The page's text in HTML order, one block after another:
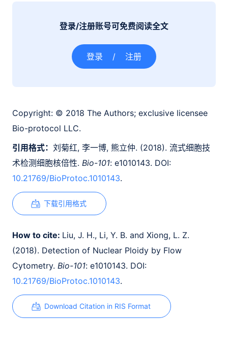
登录/注册账号可免费阅读全文
登录 / 注册
Copyright: © 2018 The Authors; exclusive licensee
Bio-protocol LLC.
引用格式： 刘菊红, 李一博, 熊立仲. (2018). 流式细胞技
术检测细胞核倍性. Bio-101: e1010143. DOI:
10.21769/BioProtoc.1010143.
下载引用格式
How to cite: Liu, J. H., Li, Y. B. and Xiong, L. Z.
(2018). Detection of Nuclear Ploidy by Flow
Cytometry. Bio-101: e1010143. DOI:
10.21769/BioProtoc.1010143.
Download Citation in RIS Format